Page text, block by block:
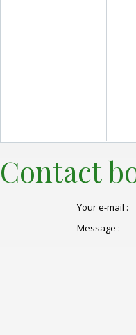
Contact
Your e-mail :
Message :